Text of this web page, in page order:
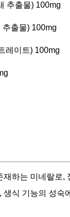
추출물) 100mg
출물) 100mg
레이트) 100mg
재하는 미네랄로
생식 기능의 성숙